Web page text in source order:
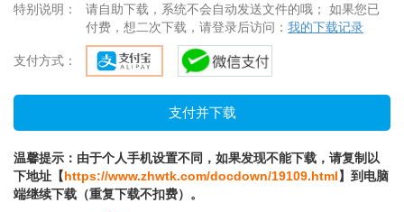
特别说明：
请自助下载，系统不会自动发送文件的哦； 如果您已
付费，想二次下载，请登录后访问： 我的下载记录
支付方式：
温馨提示：由于个人手机设置不同，如果发现不能下载，请复制以
下地址【https://www.zhwtk.com/docdown/19109.html】到电脑
端继续下载（重复下载不扣费）。